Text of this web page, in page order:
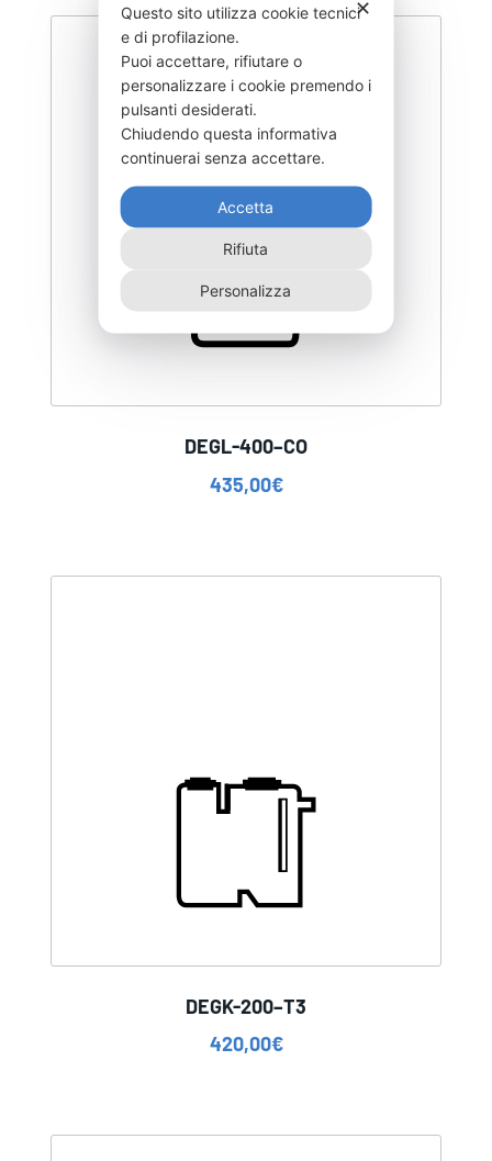
DEGL-400–CO
435,00€
DEGK-200–T3
420,00€
✕
Questo sito utilizza cookie tecnici
e di profilazione.
Puoi accettare, rifiutare o
personalizzare i cookie premendo i
pulsanti desiderati.
Chiudendo questa informativa
continuerai senza accettare.
Accetta
Rifiuta
Personalizza